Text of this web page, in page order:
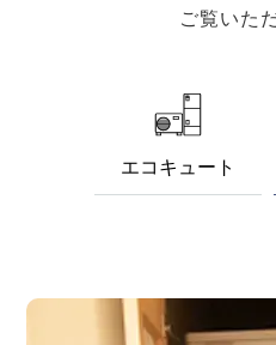
ご覧いた
エコキュート